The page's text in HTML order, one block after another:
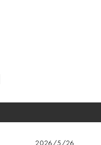
2026/5/26